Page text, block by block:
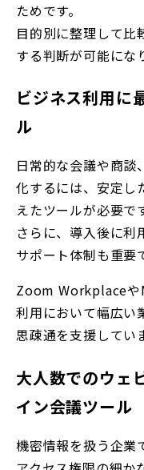
ためです。
目的別に整理して比
する判断が可能にな
ビジネス利用に
ル
日常的な会議や商談
化するには、安定し
えたツールが必要で
さらに、導入後に利
サポート体制も重要
Zoom Workplace
利用において幅広い
思疎通を支援してい
大人数でのウェ
イン会議ツール
機密情報を扱う企業